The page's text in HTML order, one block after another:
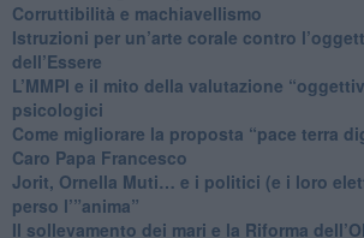
​Corruttibilità e machiavellismo
Istruzioni per un’arte corale contro
dell’Essere
​L’MMPI e il mito della valutazione
psicologici
Come migliorare la proposta “pace terra
Caro Papa Francesco
​Jorit, Ornella Muti… e i politici (e i loro
perso l’”anima”
​Il sollevamento dei mari e la Riforma